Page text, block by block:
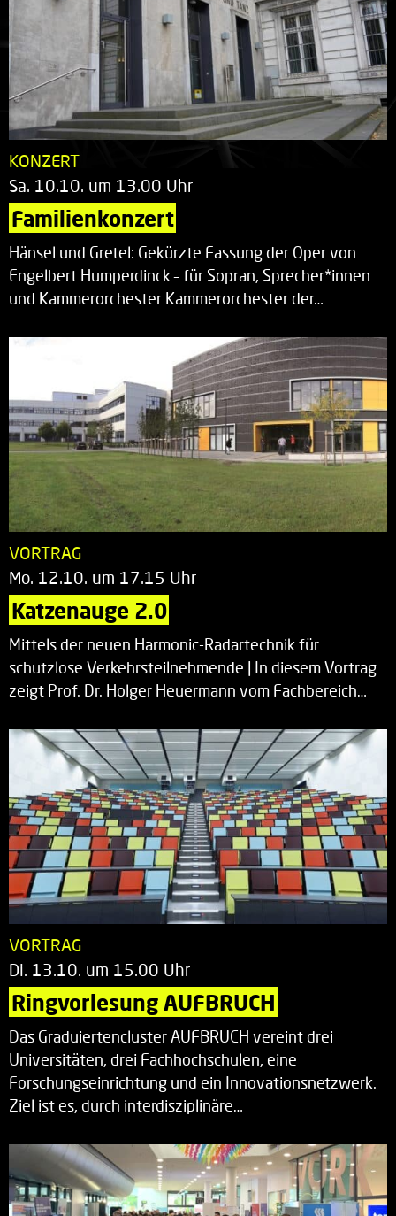
KONZERT
Sa. 10.10. um 13.00 Uhr
Familienkonzert
Hänsel und Gretel: Gekürzte Fassung der Oper von
Engelbert Humperdinck – für Sopran, Sprecher*innen
und Kammerorchester Kammerorchester der…
VORTRAG
Mo. 12.10. um 17.15 Uhr
Katzenauge 2.0
Mittels der neuen Harmonic-Radartechnik für
schutzlose Verkehrsteilnehmende | In diesem Vortrag
zeigt Prof. Dr. Holger Heuermann vom Fachbereich…
VORTRAG
Di. 13.10. um 15.00 Uhr
Ringvorlesung AUFBRUCH
Das Graduiertencluster AUFBRUCH vereint drei
Universitäten, drei Fachhochschulen, eine
Forschungseinrichtung und ein Innovationsnetzwerk.
Ziel ist es, durch interdisziplinäre…